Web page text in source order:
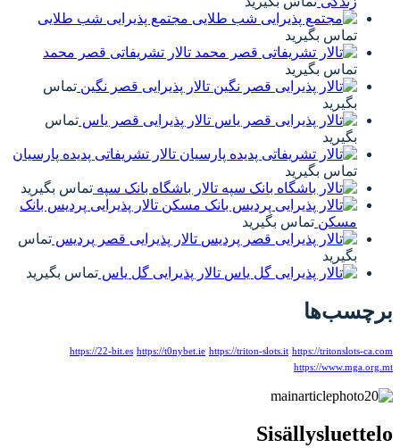
مجتمع پذیرایی شب طلایی
تماس بگیرید
تالار تشریفاتی قصر محمد
تماس بگیرید
تالار پذیرایی قصر نگین تماس
بگیرید
تالار پذیرایی قصر یاس تماس
بگیرید
تالار تشریفاتی پدیده پارسیان
تماس بگیرید
تالار باشگاه بانک سپه تماس بگیرید
تالار پذیرایی پردیس بانک
مسکن تماس بگیرید
تالار پذیرایی قصر پردیس تماس
بگیرید
تالار پذیرایی گل یاس تماس بگیرید
برچسب‌ها
https://22-bit.es https://t0nybet.ie https://triton-slots.it https://tritonslots-ca.com
https://www.mga.org.mt
Sisällysluettelo